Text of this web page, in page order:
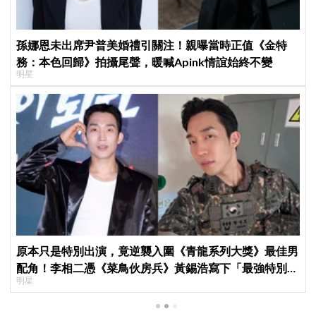
孫娜恩未出席尹普美婚禮引關注！親曝當時正值《金特
務：本色回歸》拍攝尾聲，暖喊Apink情誼始終不變
明星
原本只是特別出演，竟逆襲入圍《青龍系列大獎》最佳男
配角！李相二憑《菜鳥伙房兵》黃錫浩寫下「最強特別出
演」傳奇
明星